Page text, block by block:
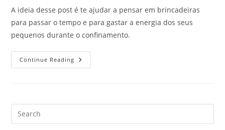
A ideia desse post é te ajudar a pensar em brincadeiras
para passar o tempo e para gastar a energia dos seus
pequenos durante o confinamento.
Continue Reading Brincadeiras
Para